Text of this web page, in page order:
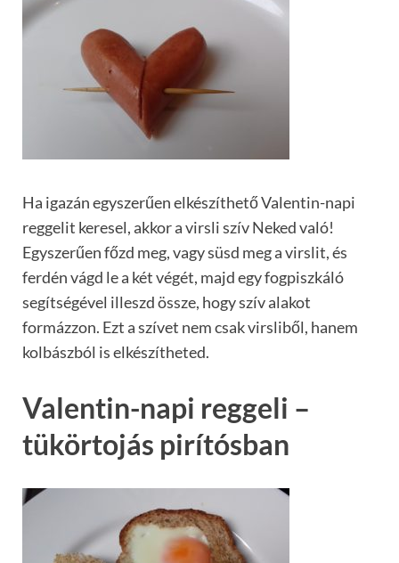
Ha igazán egyszerűen elkészíthető Valentin-napi
reggelit keresel, akkor a virsli szív Neked való!
Egyszerűen főzd meg, vagy süsd meg a virslit, és
ferdén vágd le a két végét, majd egy fogpiszkáló
segítségével illeszd össze, hogy szív alakot
formázzon. Ezt a szívet nem csak virsliből, hanem
kolbászból is elkészítheted.
Valentin-napi reggeli –
tükörtojás pirítósban